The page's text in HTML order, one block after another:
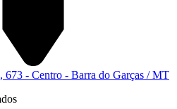
673 - Centro - Barra do Garças / MT